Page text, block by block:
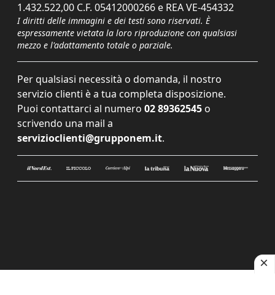
1.432.522,00 C.F. 05412000266 e REA VE-454332
I diritti delle immagini e dei testi sono riservati. È
espressamente vietata la loro riproduzione con qualsiasi
mezzo e l'adattamento totale o parziale.
Per qualsiasi necessità o domanda, il nostro
servizio clienti è a tua completa disposizione.
Puoi contattarci al numero 02 89362545 o
scrivendo una mail a
servizioclienti@grupponem.it.